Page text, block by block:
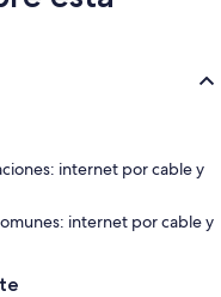
internet por cable y
internet por cable y